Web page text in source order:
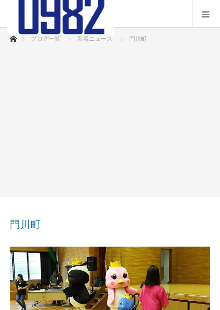
ホームブログ一覧 新着ニュース 門川町
門川町